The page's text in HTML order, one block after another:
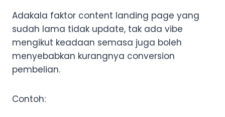
Adakala faktor content landing page yang
sudah lama tidak update, tak ada vibe
mengikut keadaan semasa juga boleh
menyebabkan kurangnya conversion
pembelian.
Contoh: